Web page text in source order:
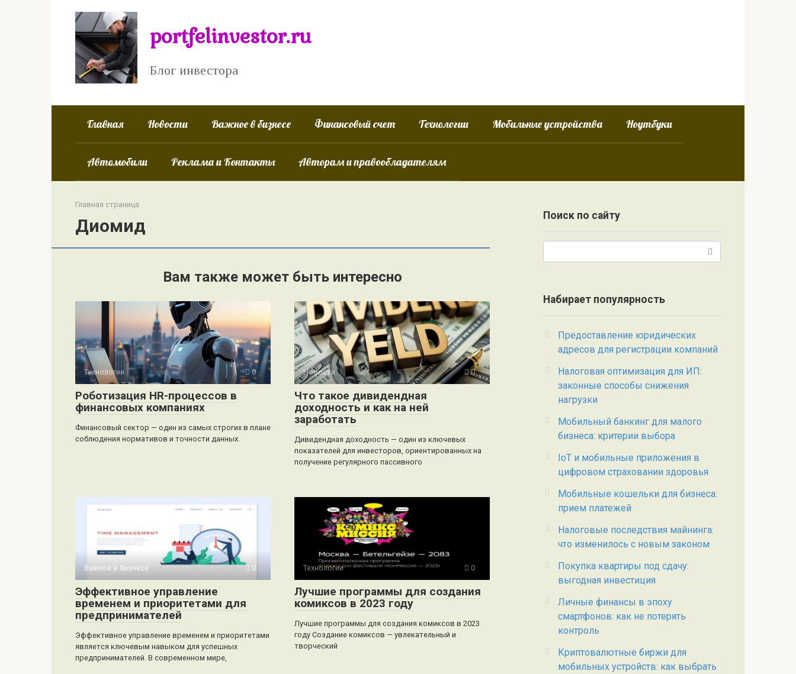
portfelinvestor.ru
Блог инвестора
Главная Новости Важное в бизнесе Финансовый счет Технологии Мобильные устройства Ноутбуки
Автомобили Реклама и Контакты Авторам и правообладателям
Главная страница
Диомид
Вам также может быть интересно
Технологии 0
Роботизация HR-процессов в
финансовых компаниях
Финансовый сектор — один из самых строгих в плане
соблюдения нормативов и точности данных.
Новости 0
Что такое дивидендная
доходность и как на ней
заработать
Дивидендная доходность — один из ключевых
показателей для инвесторов, ориентированных на
получение регулярного пассивного
Важное в бизнесе 0
Эффективное управление
временем и приоритетами для
предпринимателей
Эффективное управление временем и приоритетами
является ключевым навыком для успешных
предпринимателей. В современном мире,
Технологии 0
Лучшие программы для создания
комиксов в 2023 году
Лучшие программы для создания комиксов в 2023
году Создание комиксов — увлекательный и
творческий
Поиск по сайту
Набирает популярность
Предоставление юридических
адресов для регистрации компаний
Налоговая оптимизация для ИП:
законные способы снижения
нагрузки
Мобильный банкинг для малого
бизнеса: критерии выбора
IoT и мобильные приложения в
цифровом страховании здоровья
Мобильные кошельки для бизнеса:
прием платежей
Налоговые последствия майнинга:
что изменилось с новым законом
Покупка квартиры под сдачу:
выгодная инвестиция
Личные финансы в эпоху
смартфонов: как не потерять
контроль
Криптовалютные биржи для
мобильных устройств: как выбрать